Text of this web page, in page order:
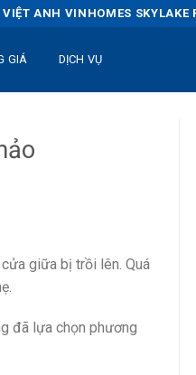
ANH VINHOMES SKYLAKE
GIÁ DỊCH VỤ
giữa bị trồi lên. Quá
đã lựa chọn phương